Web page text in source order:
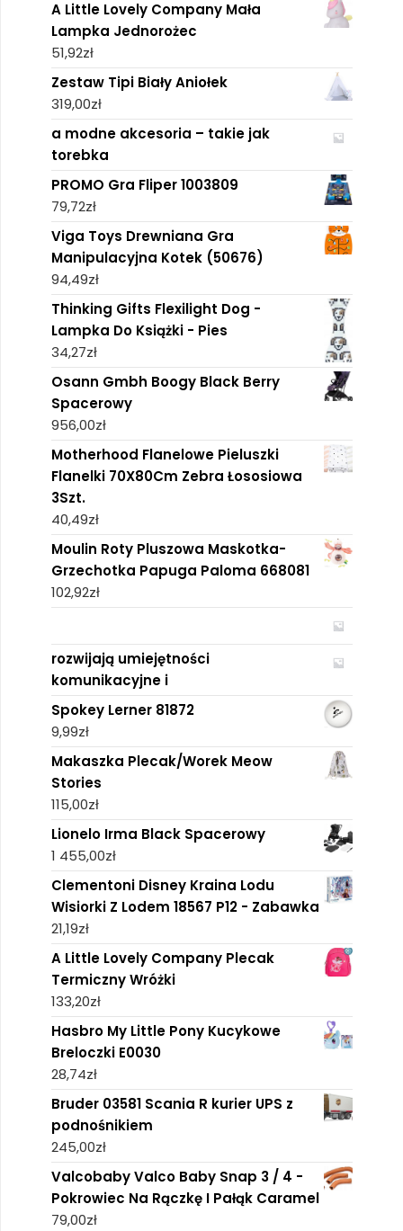
A Little Lovely Company Mała
Lampka Jednorożec
51,92zł
Zestaw Tipi Biały Aniołek
319,00zł
a modne akcesoria – takie jak
torebka
PROMO Gra Fliper 1003809
79,72zł
Viga Toys Drewniana Gra
Manipulacyjna Kotek (50676)
94,49zł
Thinking Gifts Flexilight Dog -
Lampka Do Książki - Pies
34,27zł
Osann Gmbh Boogy Black Berry
Spacerowy
956,00zł
Motherhood Flanelowe Pieluszki
Flanelki 70X80Cm Zebra Łososiowa
3Szt.
40,49zł
Moulin Roty Pluszowa Maskotka-
Grzechotka Papuga Paloma 668081
102,92zł
rozwijają umiejętności
komunikacyjne i
Spokey Lerner 81872
9,99zł
Makaszka Plecak/Worek Meow
Stories
115,00zł
Lionelo Irma Black Spacerowy
1 455,00zł
Clementoni Disney Kraina Lodu
Wisiorki Z Lodem 18567 P12 - Zabawka
21,19zł
A Little Lovely Company Plecak
Termiczny Wróżki
133,20zł
Hasbro My Little Pony Kucykowe
Breloczki E0030
28,74zł
Bruder 03581 Scania R kurier UPS z
podnośnikiem
245,00zł
Valcobaby Valco Baby Snap 3 / 4 -
Pokrowiec Na Rączkę I Pałąk Caramel
79,00zł